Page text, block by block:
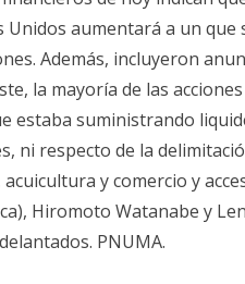
aumentará a un que
Además, incluyeron
la mayoría de las
estaba suministrando
ni respecto de la
y comercio y
Hiromoto Watanabe y
PNUMA.